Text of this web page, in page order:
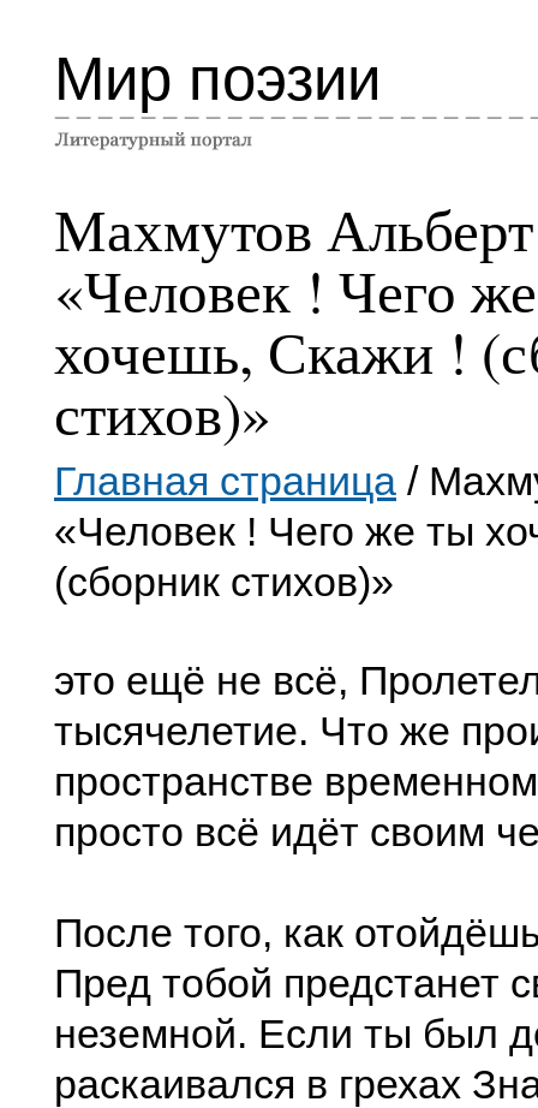
Мир поэзии
Махмутов Альберт
«Человек ! Чего
хочешь, Скажи !
стихов)»
Главная страница /
«Человек ! Чего же ты
(сборник стихов)»
это ещё не всё,
тысячелетие. Что же
пространстве
просто всё идёт своим
После того, как
Пред тобой предстанет
неземной. Если ты был
раскаивался в грехах